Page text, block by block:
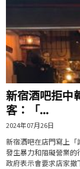
新宿酒吧拒中
客：「...
2024年07月26日
新宿酒吧在店門寫上
發生暴力和阻礙營業的
政府表示會要求店家撤